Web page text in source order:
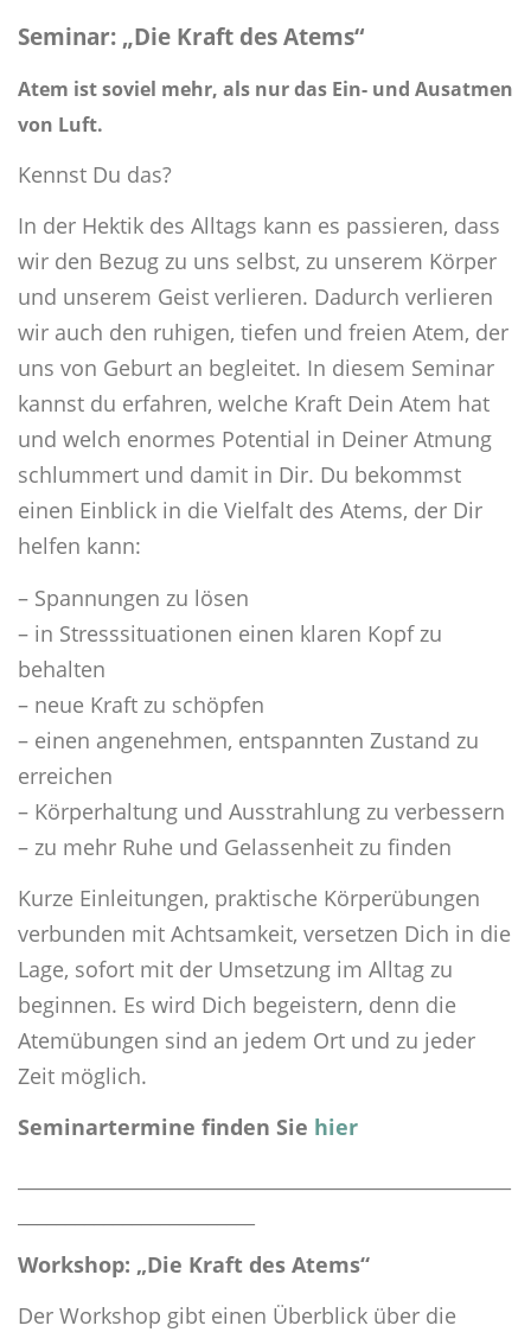
Seminar: „Die Kraft des Atems“
Atem ist soviel mehr, als nur das Ein- und Ausatmen
von Luft.
Kennst Du das?
In der Hektik des Alltags kann es passieren, dass
wir den Bezug zu uns selbst, zu unserem Körper
und unserem Geist verlieren. Dadurch verlieren
wir auch den ruhigen, tiefen und freien Atem, der
uns von Geburt an begleitet. In diesem Seminar
kannst du erfahren, welche Kraft Dein Atem hat
und welch enormes Potential in Deiner Atmung
schlummert und damit in Dir. Du bekommst
einen Einblick in die Vielfalt des Atems, der Dir
helfen kann:
– Spannungen zu lösen
– in Stresssituationen einen klaren Kopf zu
behalten
– neue Kraft zu schöpfen
– einen angenehmen, entspannten Zustand zu
erreichen
– Körperhaltung und Ausstrahlung zu verbessern
– zu mehr Ruhe und Gelassenheit zu finden
Kurze Einleitungen, praktische Körperübungen
verbunden mit Achtsamkeit, versetzen Dich in die
Lage, sofort mit der Umsetzung im Alltag zu
beginnen. Es wird Dich begeistern, denn die
Atemübungen sind an jedem Ort und zu jeder
Zeit möglich.
Seminartermine finden Sie hier
Workshop: „Die Kraft des Atems“
Der Workshop gibt einen Überblick über die